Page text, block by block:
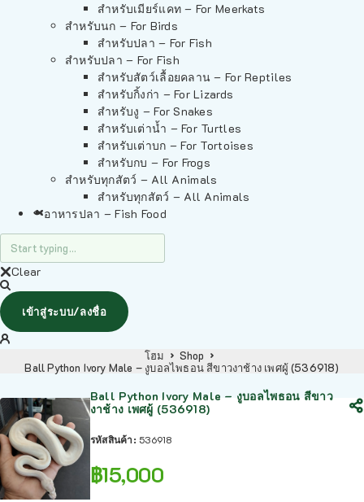
สำหรับเมียร์แคท – For Meerkats
สำหรับนก – For Birds
สำหรับปลา – For Fish
สำหรับปลา – For Fish
สำหรับสัตว์เลื้อยคลาน – For Reptiles
สำหรับกิ้งก่า – For Lizards
สำหรับงู – For Snakes
สำหรับเต่าน้ำ – For Turtles
สำหรับเต่าบก – For Tortoises
สำหรับกบ – For Frogs
สำหรับทุกสัตว์ – All Animals
สำหรับทุกสัตว์ – All Animals
อาหารปลา – Fish Food
Clear
เข้าสู่ระบบ/ลงชื่อ
โฮม
Shop
Ball Python Ivory Male – งูบอลไพธอน สีขาวงาช้าง เพศผู้ (536918)
Ball Python Ivory Male – งูบอลไพธอน สีขาว
งาช้าง เพศผู้ (536918)
รหัสสินค้า: 536918
฿15,000